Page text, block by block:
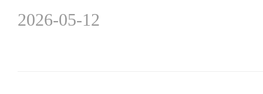
2026-05-12